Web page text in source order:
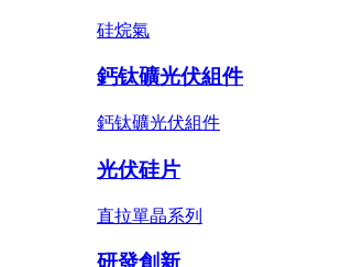
硅烷氣
鈣钛礦光伏組件
鈣钛礦光伏組件
光伏硅片
直拉單晶系列